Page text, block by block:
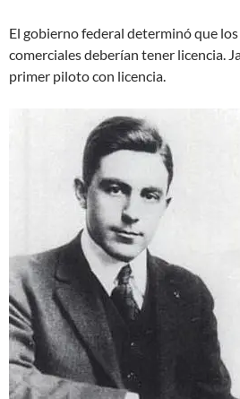
El gobierno federal determinó que
comerciales deberían tener licencia.
primer piloto con licencia.